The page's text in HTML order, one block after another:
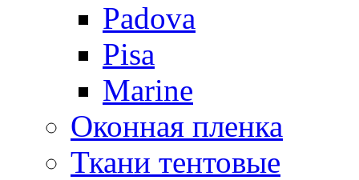
Padova
Pisa
Marine
Оконная пленка
Ткани тентовые